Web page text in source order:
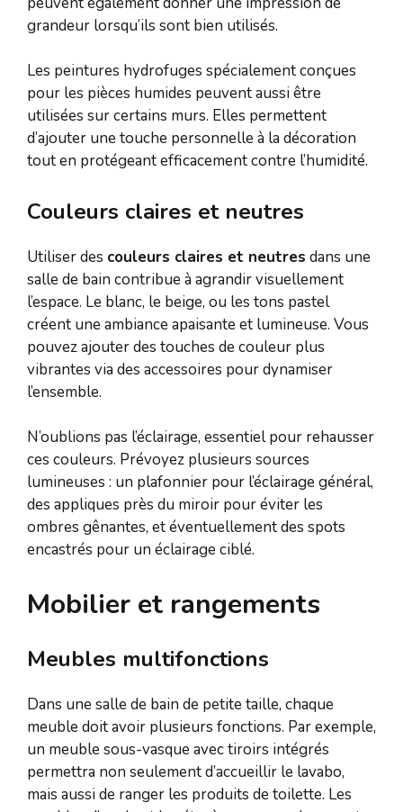
grandeur lorsqu’ils sont bien utilisés.
Les peintures hydrofuges spécialement conçues
pour les pièces humides peuvent aussi être
utilisées sur certains murs. Elles permettent
d’ajouter une touche personnelle à la décoration
tout en protégeant efficacement contre l’humidité.
Couleurs claires et neutres
Utiliser des couleurs claires et neutres dans une
salle de bain contribue à agrandir visuellement
l’espace. Le blanc, le beige, ou les tons pastel
créent une ambiance apaisante et lumineuse. Vous
pouvez ajouter des touches de couleur plus
vibrantes via des accessoires pour dynamiser
l’ensemble.
N’oublions pas l’éclairage, essentiel pour rehausser
ces couleurs. Prévoyez plusieurs sources
lumineuses : un plafonnier pour l’éclairage général,
des appliques près du miroir pour éviter les
ombres gênantes, et éventuellement des spots
encastrés pour un éclairage ciblé.
Mobilier et rangements
Meubles multifonctions
Dans une salle de bain de petite taille, chaque
meuble doit avoir plusieurs fonctions. Par exemple,
un meuble sous-vasque avec tiroirs intégrés
permettra non seulement d’accueillir le lavabo,
mais aussi de ranger les produits de toilette. Les